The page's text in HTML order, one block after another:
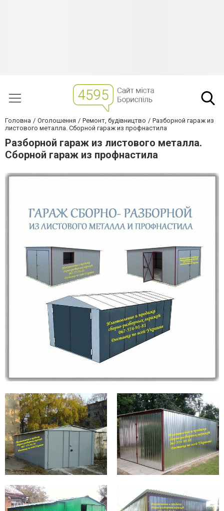
Головна Оголошення Ремонт, будівництво
Разборной гараж из
листового металла. Сборной гараж из профнастила
Разборной гараж из листового металла.
Сборной гараж из профнастила